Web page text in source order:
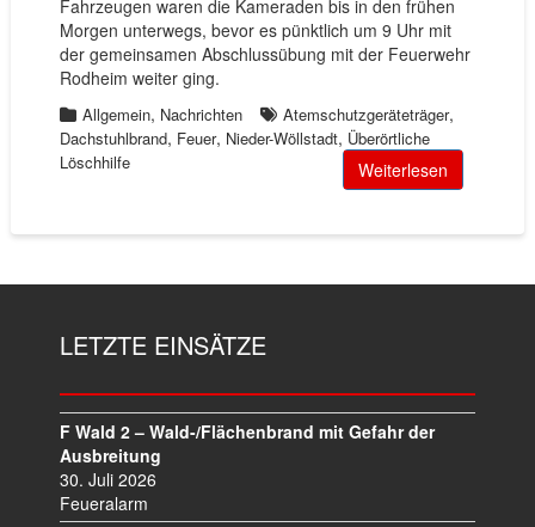
Fahrzeugen waren die Kameraden bis in den frühen
Morgen unterwegs, bevor es pünktlich um 9 Uhr mit
der gemeinsamen Abschlussübung mit der Feuerwehr
Rodheim weiter ging.
Allgemein, Nachrichten Atemschutzgeräteträger,
Dachstuhlbrand, Feuer, Nieder-Wöllstadt, Überörtliche
Löschhilfe
Weiterlesen
LETZTE EINSÄTZE
F Wald 2 – Wald-/Flächenbrand mit Gefahr der
Ausbreitung
30. Juli 2026
Feueralarm